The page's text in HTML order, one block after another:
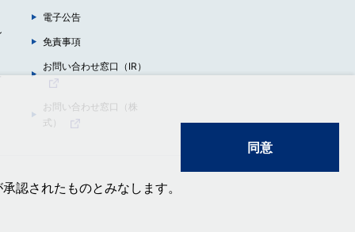
認されたものとみなします。
同意
電子公告
免責事項
お問い合わせ窓口（IR）
お問い合わせ窓口（株
式）